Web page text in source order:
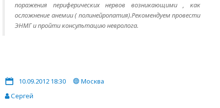
поражения периферических нервов возникающими , как
осложнение анемии ( полинейропатия).Рекомендуем провести
ЭНМГ и пройти консультацию невролога.
10.09.2012 18:30
Москва
Сергей